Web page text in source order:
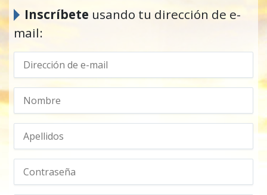
Inscríbete usando tu dirección de e-
mail: